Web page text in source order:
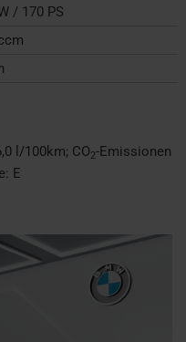
/ 170 PS
l/100km; CO2-Emissionen
E